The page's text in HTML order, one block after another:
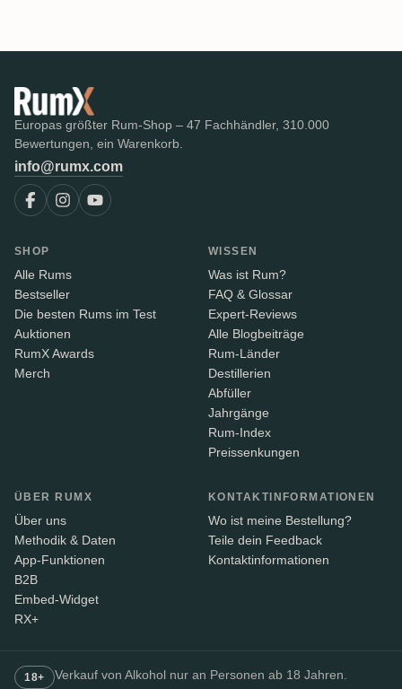
Europas größter Rum-Shop – 47 Fachhändler, 310.000
Bewertungen, ein Warenkorb.
info@rumx.com
SHOP
Alle Rums
Bestseller
Die besten Rums im Test
Auktionen
RumX Awards
Merch
WISSEN
Was ist Rum?
FAQ & Glossar
Expert-Reviews
Alle Blogbeiträge
Rum-Länder
Destillerien
Abfüller
Jahrgänge
Rum-Index
Preissenkungen
ÜBER RUMX
Über uns
Methodik & Daten
App-Funktionen
B2B
Embed-Widget
RX+
KONTAKTINFORMATIONEN
Wo ist meine Bestellung?
Teile dein Feedback
Kontaktinformationen
18+
Verkauf von Alkohol nur an Personen ab 18 Jahren.